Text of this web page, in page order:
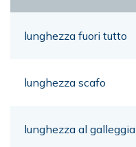
lunghezza fuori tutto
lunghezza scafo
lunghezza al